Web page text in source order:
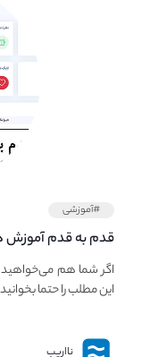
#آموزشی
قدم به قدم آموزش
نااریب محتوا
اگر شما هم می‌خواهید
این مطلب را حتما
نااریب